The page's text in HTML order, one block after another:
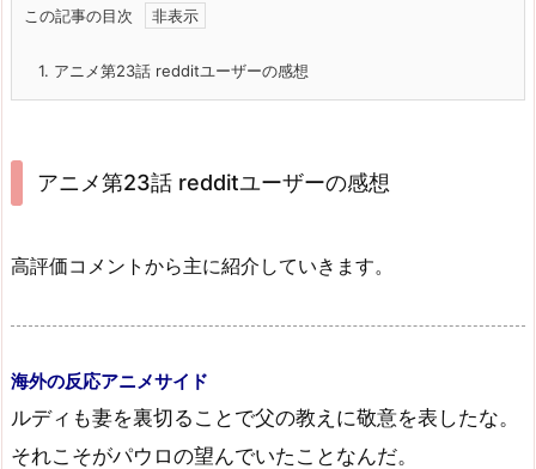
この記事の目次
1. アニメ第23話 redditユーザーの感想
アニメ第23話 redditユーザーの感想
高評価コメントから主に紹介していきます。
海外の反応アニメサイド
ルディも妻を裏切ることで父の教えに敬意を表したな。
それこそがパウロの望んでいたことなんだ。